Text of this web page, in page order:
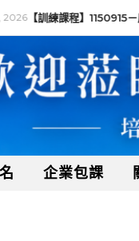
【訓練課程】1150915－
企業包課